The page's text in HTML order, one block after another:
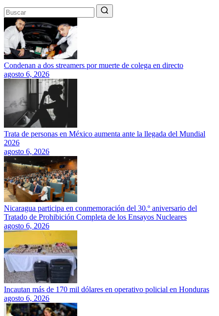
Condenan a dos streamers por muerte de colega en directo
agosto 6, 2026
Trata de personas en México aumenta ante la llegada del Mundial
2026
agosto 6, 2026
Nicaragua participa en conmemoración del 30.º aniversario del
Tratado de Prohibición Completa de los Ensayos Nucleares
agosto 6, 2026
Incautan más de 170 mil dólares en operativo policial en Honduras
agosto 6, 2026